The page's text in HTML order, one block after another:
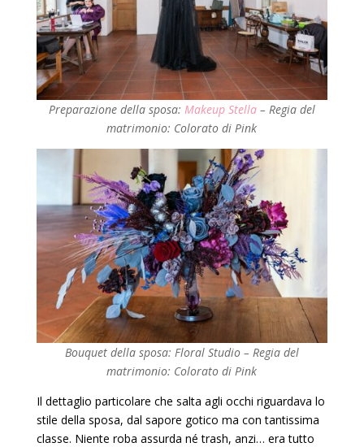
Preparazione della sposa: Makeup Stella– Regia del
matrimonio: Colorato di Pink
Bouquet della sposa: Floral Studio – Regia del
matrimonio: Colorato di Pink
Il dettaglio particolare che salta agli occhi riguardava lo
stile della sposa, dal sapore gotico ma con tantissima
classe. Niente roba assurda né trash, anzi… era tutto